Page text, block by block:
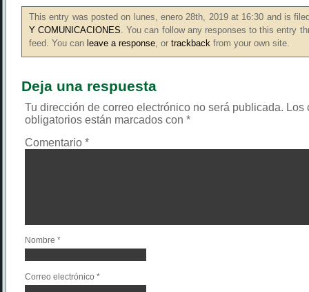
This entry was posted on lunes, enero 28th, 2019 at 16:30 and is
Y COMUNICACIONES. You can follow any responses to this entry
feed. You can leave a response, or trackback from your own site.
Deja una respuesta
Tu dirección de correo electrónico no será publicada. Los
obligatorios están marcados con *
Comentario *
Nombre *
Correo electrónico *